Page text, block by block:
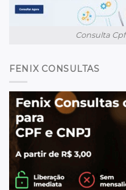
Consulta Cpf
FENIX CONSULTAS